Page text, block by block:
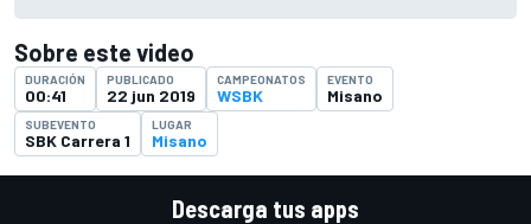
Sobre este video
DURACIÓN
00:41
PUBLICADO
22 jun 2019
CAMPEONATOS
WSBK
EVENTO
Misano
SUBEVENTO
SBK Carrera 1
LUGAR
Misano
Descarga tus apps